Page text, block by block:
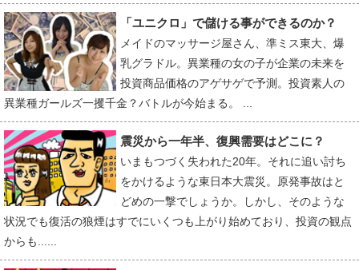
「ユニクロ」で儲ける事ができるのか？
メイドのマッサージ屋さん、準ミス東大、爆
乳グラドル。異業種の女の子が企業の未来を
投資商品価格のアゲサゲで予測。投資素人の
異業種ガールズ一攫千金？バトルが今始まる。 ...
震災から一年半、復興需要はどこに？
いまもつづく失われた20年。それに追い討ち
をかけるような東日本大震災。原発事故はと
どめの一撃でしょうか。しかし、そのような
状況でも復活の狼煙はすでにいくつも上がり始めており、投資の観点
からも......